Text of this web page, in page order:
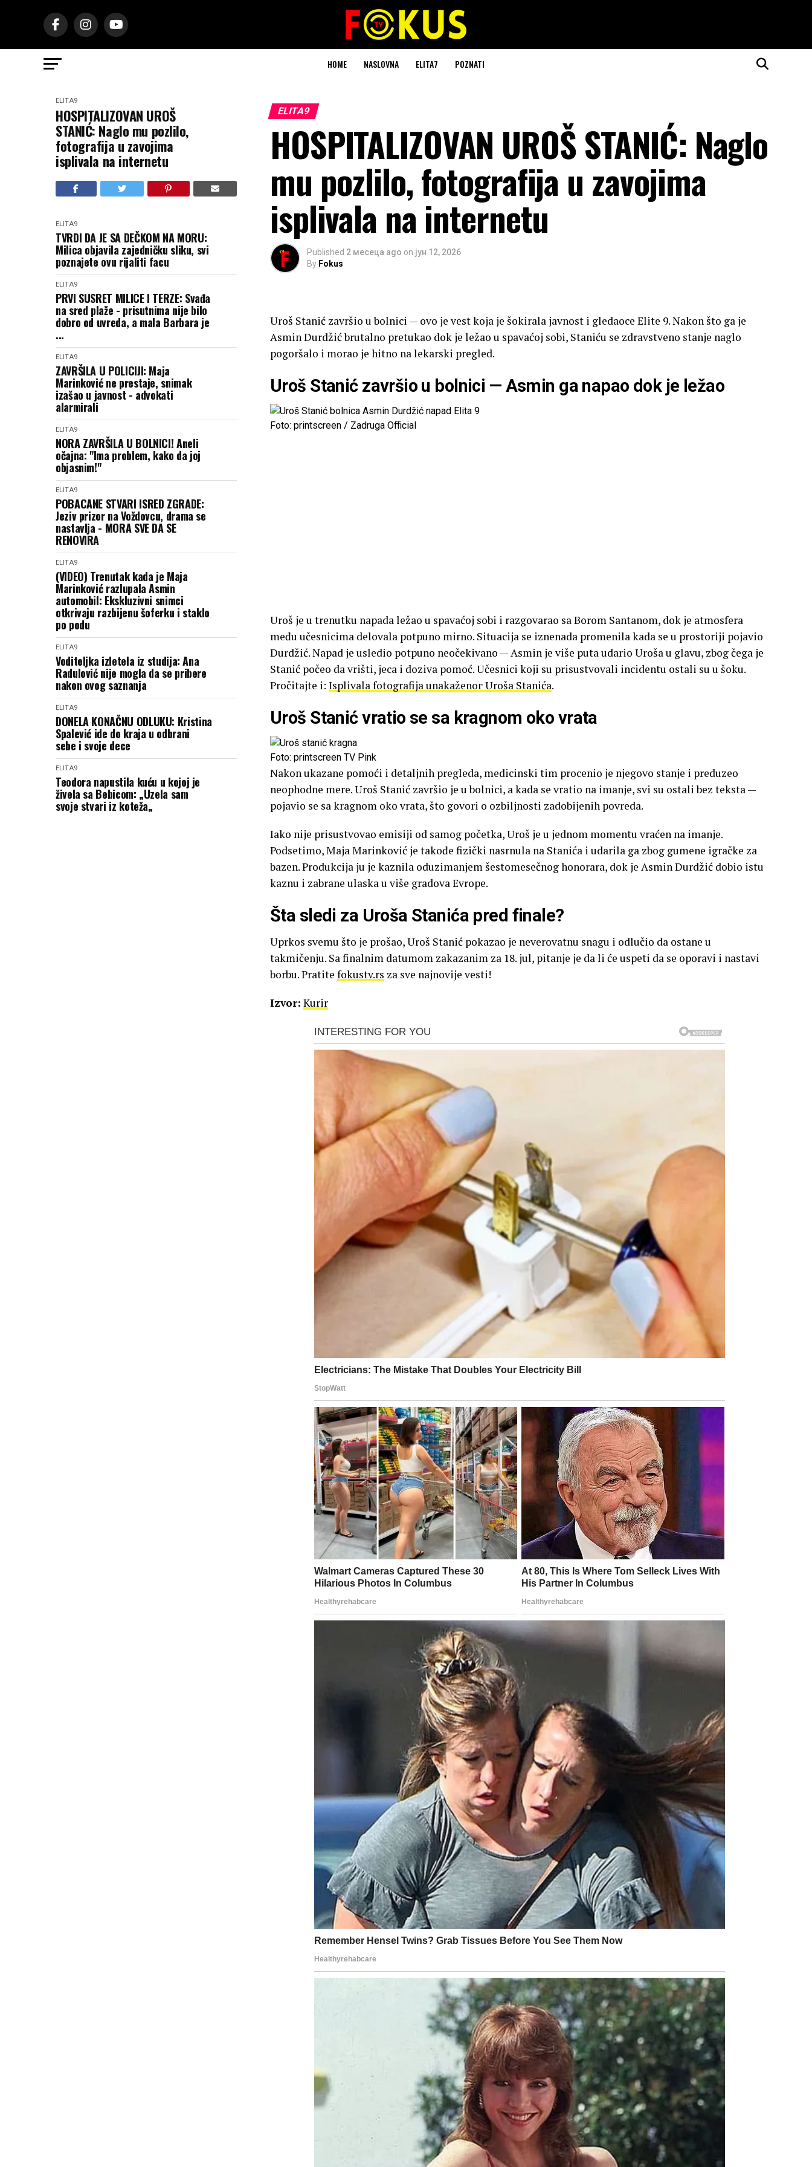
HOME NASLOVNA ELITA7 POZNATI
ELITA9
HOSPITALIZOVAN UROŠ
STANIĆ: Naglo mu pozlilo,
fotografija u zavojima
isplivala na internetu
ELITA9
TVRDI DA JE SA DEČKOM NA MORU:
Milica objavila zajedničku sliku, svi
poznajete ovu rijaliti facu
ELITA9
PRVI SUSRET MILICE I TERZE: Svađa
na sred plaže - prisutnima nije bilo
dobro od uvreda, a mala Barbara je
...
ELITA9
ZAVRŠILA U POLICIJI: Maja
Marinković ne prestaje, snimak
izašao u javnost - advokati
alarmirali
ELITA9
NORA ZAVRŠILA U BOLNICI! Aneli
očajna: "Ima problem, kako da joj
objasnim!"
ELITA9
POBACANE STVARI ISRED ZGRADE:
Jeziv prizor na Voždovcu, drama se
nastavlja - MORA SVE DA SE
RENOVIRA
ELITA9
(VIDEO) Trenutak kada je Maja
Marinković razlupala Asmin
automobil: Ekskluzivni snimci
otkrivaju razbijenu šoferku i staklo
po podu
ELITA9
Voditeljka izletela iz studija: Ana
Radulović nije mogla da se pribere
nakon ovog saznanja
ELITA9
DONELA KONAČNU ODLUKU: Kristina
Spalević ide do kraja u odbrani
sebe i svoje dece
ELITA9
Teodora napustila kuću u kojoj je
živela sa Bebicom: „Uzela sam
svoje stvari iz koteža„
ELITA9
HOSPITALIZOVAN UROŠ STANIĆ: Naglo
mu pozlilo, fotografija u zavojima
isplivala na internetu
Published 2 месеца ago on јун 12, 2026
By Fokus
Uroš Stanić završio u bolnici — ovo je vest koja je šokirala javnost i gledaoce Elite 9. Nakon što ga je
Asmin Durdžić brutalno pretukao dok je ležao u spavaćoj sobi, Staniću se zdravstveno stanje naglo
pogoršalo i morao je hitno na lekarski pregled.
Uroš Stanić završio u bolnici — Asmin ga napao dok je ležao
Foto: printscreen / Zadruga Official
Uroš je u trenutku napada ležao u spavaćoj sobi i razgovarao sa Borom Santanom, dok je atmosfera
među učesnicima delovala potpuno mirno. Situacija se iznenada promenila kada se u prostoriji pojavio
Durdžić. Napad je usledio potpuno neočekivano — Asmin je više puta udario Uroša u glavu, zbog čega je
Stanić počeo da vrišti, jeca i doziva pomoć. Učesnici koji su prisustvovali incidentu ostali su u šoku.
Pročitajte i: Isplivala fotografija unakaženог Uroša Stanića.
Uroš Stanić vratio se sa kragnom oko vrata
Foto: printscreen TV Pink
Nakon ukazane pomoći i detaljnih pregleda, medicinski tim procenio je njegovo stanje i preduzeo
neophodne mere. Uroš Stanić završio je u bolnici, a kada se vratio na imanje, svi su ostali bez teksta —
pojavio se sa kragnom oko vrata, što govori o ozbiljnosti zadobijenih povreda.
Iako nije prisustvovao emisiji od samog početka, Uroš je u jednom momentu vraćen na imanje.
Podsetimo, Maja Marinković je takođe fizički nasrnula na Stanića i udarila ga zbog gumene igračke za
bazen. Produkcija ju je kaznila oduzimanjem šestomesečnog honorara, dok je Asmin Durdžić dobio istu
kaznu i zabrane ulaska u više gradova Evrope.
Šta sledi za Uroša Stanića pred finale?
Uprkos svemu što je prošao, Uroš Stanić pokazao je neverovatnu snagu i odlučio da ostane u
takmičenju. Sa finalnim datumom zakazanim za 18. jul, pitanje je da li će uspeti da se oporavi i nastavi
borbu. Pratite fokustv.rs za sve najnovije vesti!
Izvor: Kurir